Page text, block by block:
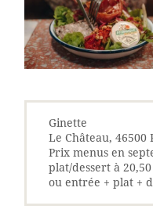
Ginette
Le Château, 46500
Prix menus en
plat/dessert à 20,50
ou entrée + plat +